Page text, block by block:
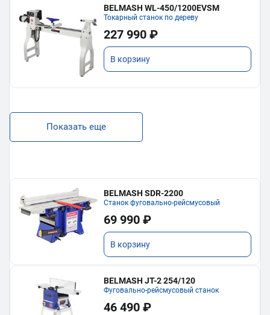
BELMASH WL-450/1200EVSM
Токарный станок по дереву
227 990 ₽
В корзину
Показать еще
BELMASH SDR-2200
Станок фуговально-рейсмусовый
69 990 ₽
В корзину
BELMASH JT-2 254/120
Фуговально-рейсмусовый станок
46 490 ₽